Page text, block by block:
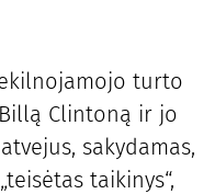
turto
Clintoną ir jo
sakydamas,
taikinys“,